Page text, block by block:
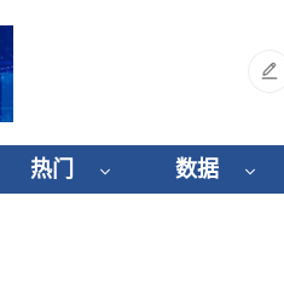
热门 数据